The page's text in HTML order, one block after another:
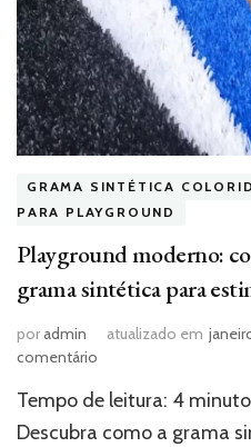
GRAMA SINTÉTICA
PARA PLAYGROUND
Playground moderno:
grama sintética para
poradmin atualizado em
comentário
moderno:
como
Tempo de leitura: 4
Descubra como a grama